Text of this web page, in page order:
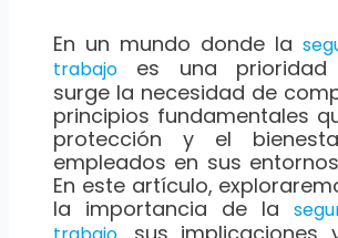
En un mundo donde la
trabajoes una prioridad
surge la necesidad de
principios fundamentales
protección y el
empleados en sus
En este artículo,
la importancia de la